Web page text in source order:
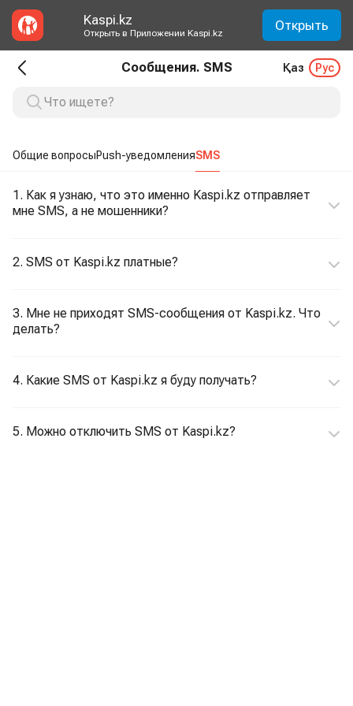
Kaspi.kz
Открыть в Приложении Kaspi.kz Открыть
Сообщения. SMS Қаз Рус
Общие вопросыPush-уведомленияSMS
1. Как я узнаю, что это именно Kaspi.kz отправляет
мне SMS, а не мошенники?
2. SMS от Kaspi.kz платные?
3. Мне не приходят SMS-сообщения от Kaspi.kz. Что
делать?
4. Какие SMS от Kaspi.kz я буду получать?
5. Можно отключить SMS от Kaspi.kz?